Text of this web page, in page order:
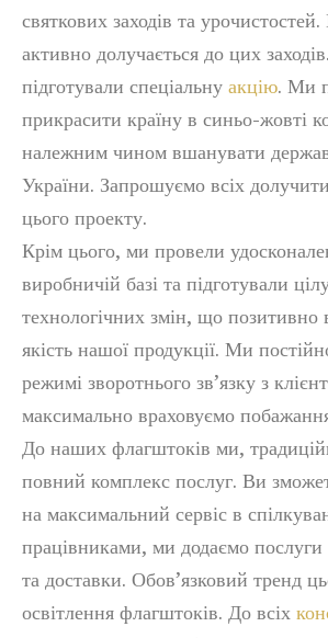
святкових заходів та
активно долучається до цих
підготували спеціальну акцію. Ми
прикрасити країну в синьо-жовті
належним чином вшанувати
України. Запрошуємо всіх
цього проекту.
Крім цього, ми провели
виробничій базі та підготували
технологічних змін, що позитивно
якість нашої продукції. Ми
режимі зворотнього зв’язку з
максимально враховуємо
До наших флагштоків ми,
повний комплекс послуг. Ви
на максимальний сервіс в
працівниками, ми додаємо
та доставки. Обов’язковий тренд
освітлення флагштоків. До всіх